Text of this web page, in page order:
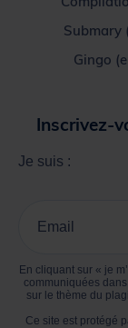
Submary
Gingo
Inscrivez-
Je suis :
votre
En cliquant sur « je
communiquées
sur le thème du
Ce site est protégé